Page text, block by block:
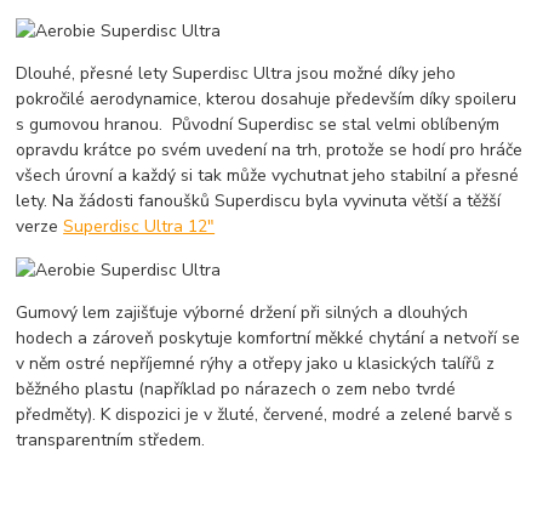
Dlouhé, přesné lety Superdisc Ultra jsou možné díky jeho
pokročilé aerodynamice, kterou dosahuje především díky spoileru
s gumovou hranou. Původní Superdisc se stal velmi oblíbeným
opravdu krátce po svém uvedení na trh, protože se hodí pro hráče
všech úrovní a každý si tak může vychutnat jeho stabilní a přesné
lety. Na žádosti fanoušků Superdiscu byla vyvinuta větší a těžší
verzeSuperdisc Ultra 12"
Gumový lem zajišťuje výborné držení při silných a dlouhých
hodech a zároveň poskytuje komfortní měkké chytání a netvoří se
v něm ostré nepříjemné rýhy a otřepy jako u klasických talířů z
běžného plastu (například po nárazech o zem nebo tvrdé
předměty). K dispozici je v žluté, červené, modré a zelené barvě s
transparentním středem.